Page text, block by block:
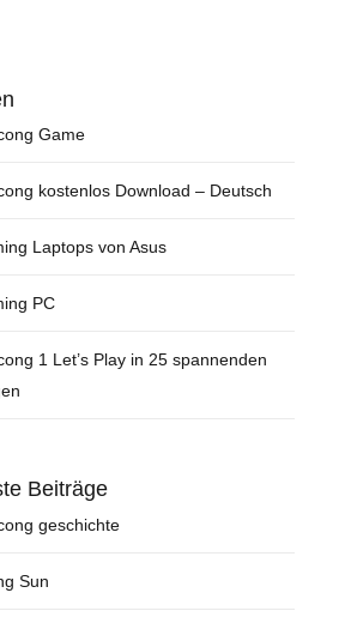
Game
kostenlos Download – Deutsch
Laptops von Asus
PC
1 Let’s Play in 25 spannenden
Beiträge
geschichte
Sun